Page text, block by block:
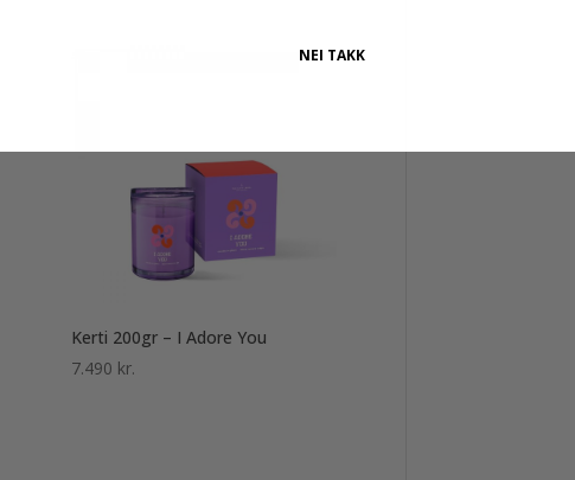
Kerti 200gr – I Adore You
7.490 kr.
NEI TAKK